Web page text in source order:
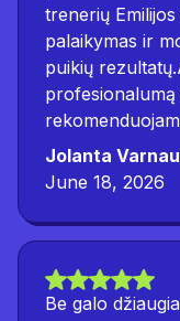
trenerių
palaikymas ir
puikių
Jolanta
June 18, 2026
Be galo